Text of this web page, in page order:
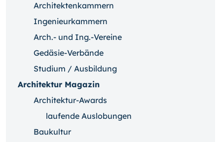
Architektenkammern
Ingenieurkammern
Arch.- und Ing.-Vereine
Gedäsie-Verbände
Studium / Ausbildung
Architektur Magazin
Architektur-Awards
laufende Auslobungen
Baukultur